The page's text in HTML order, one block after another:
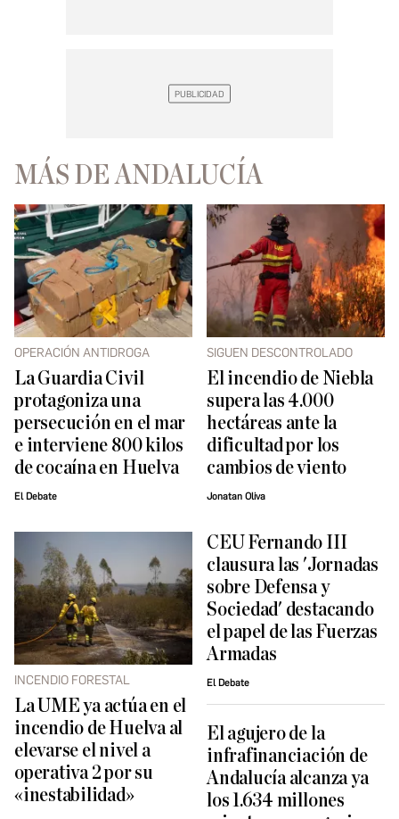
MÁS DE ANDALUCÍA
OPERACIÓN ANTIDROGA
La Guardia Civil
protagoniza una
persecución en el mar
e interviene 800 kilos
de cocaína en Huelva
El Debate
SIGUEN DESCONTROLADO
El incendio de Niebla
supera las 4.000
hectáreas ante la
dificultad por los
cambios de viento
Jonatan Oliva
INCENDIO FORESTAL
La UME ya actúa en el
incendio de Huelva al
elevarse el nivel a
operativa 2 por su
«inestabilidad»
CEU Fernando III
clausura las 'Jornadas
sobre Defensa y
Sociedad' destacando
el papel de las Fuerzas
Armadas
El Debate
El agujero de la
infrafinanciación de
Andalucía alcanza ya
los 1.634 millones